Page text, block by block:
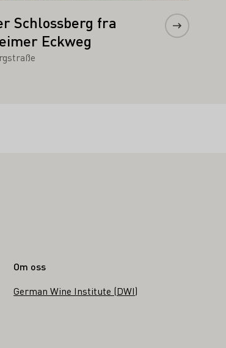
Schlossberg fra
Eckweg
Om oss
German Wine Institute (DWI)